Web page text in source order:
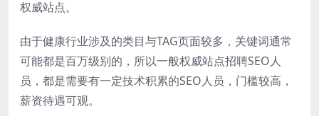
权威站点。
由于健康行业涉及的类目与TAG页面较多，关键词通常
可能都是百万级别的，所以一般权威站点招聘SEO人
员，都是需要有一定技术积累的SEO人员，门槛较高，
薪资待遇可观。